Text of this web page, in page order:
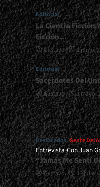
div>
Editorial
La Ciencia Ficción
Ficción…
Gustavo 1 junio,
Editorial
Sacerdotes Del
Gustavo 1 mayo,
Destacados Gente Del
Entrevista Con Juan
“Jamás Me Sentí
Gustavo 13 julio,